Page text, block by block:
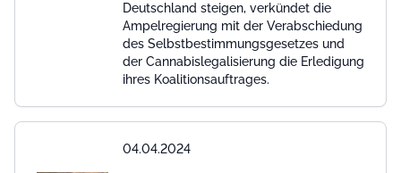
Deutschland steigen, verkündet die
Ampelregierung mit der Verabschiedung
des Selbstbestimmungsgesetzes und
der Cannabislegalisierung die Erledigung
ihres Koalitionsauftrages.
04.04.2024